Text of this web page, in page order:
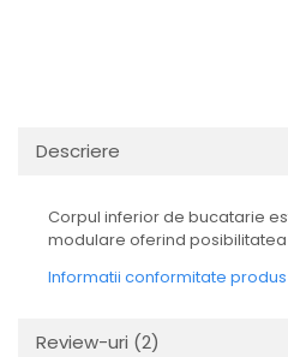
Descriere
Corpul inferior de bucatarie
modulare oferind
Informatii conformitate produs
Review-uri (2)